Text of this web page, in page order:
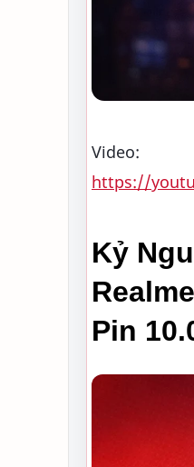
Video:
https://
Kỷ
Pin